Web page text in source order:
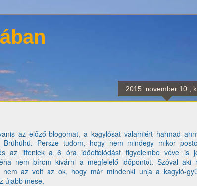
2015. november 10.,
az előző blogomat, a kagylósat valamiért harmad
Persze tudom, hogy nem mindegy mikor
az itteniek a 6 óra időeltolódást figyelembe véve is
nem bírom kivárni a megfelelő időpontot. Szóval aki
az volt az ok, hogy már mindenki unja a kagyló-
újabb mese.